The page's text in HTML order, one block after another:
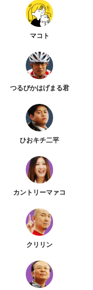
マコト
つるぴかはげまる君
ひおキチ二平
カントリーマァコ
クリリン